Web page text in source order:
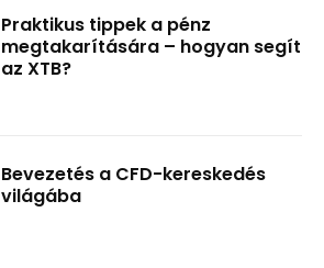
Praktikus tippek a pénz
megtakarítására – hogyan segít
az XTB?
Bevezetés a CFD-kereskedés
világába